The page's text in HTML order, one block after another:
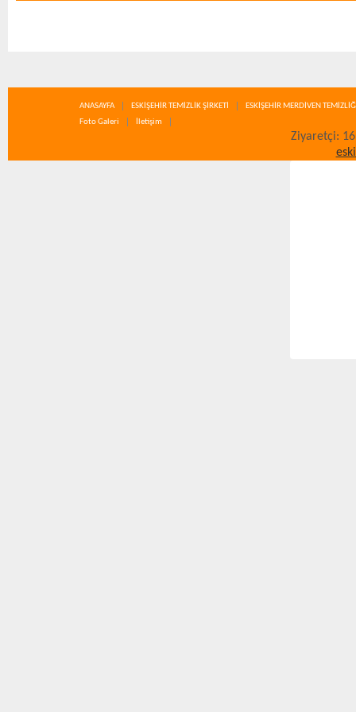
ANASAYFA ESKİŞEHİR TEMİZLİK ŞİRKETİ
ESKİŞEHİR MERDİVEN
Foto Galeri
İletişim
Ziyaretçi: